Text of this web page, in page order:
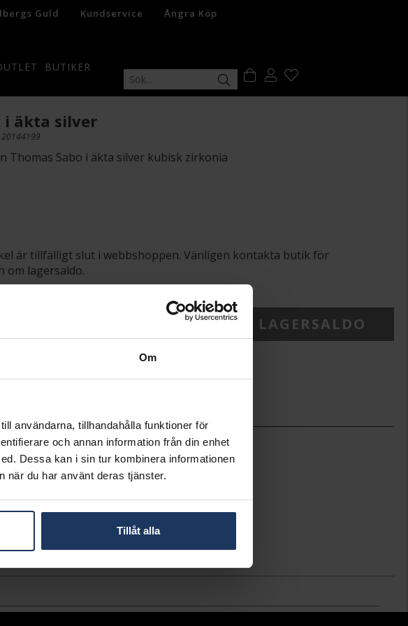
Om
användarna, tillhandahålla funktioner för
och annan information från din enhet
Dessa kan i sin tur kombinera informationen
när du har använt deras tjänster.
Tillåt alla
Guld Kundservice Ångra Köp
BUTIKER
i äkta silver
Thomas Sabo i äkta silver kubisk zirkonia
är tillfälligt slut i webbshoppen. Vänligen kontakta butik för
om lagersaldo.
- KONTAKTA BUTIK FÖR LAGERSALDO
8
23
Thomas Sabo Charms
1920-051-9
Silver
Kubisk Zirkonia